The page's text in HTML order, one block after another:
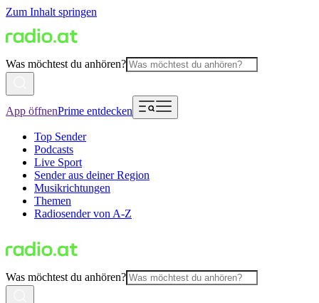
Zum Inhalt springen
Was möchtest du anhören?
App öffnenPrime entdecken
Top Sender
Podcasts
Live Sport
Sender aus deiner Region
Musikrichtungen
Themen
Radiosender von A-Z
Was möchtest du anhören?